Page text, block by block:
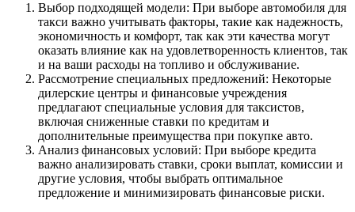
Выбор подходящей модели: При выборе автомобиля для
такси важно учитывать факторы, такие как надежность,
экономичность и комфорт, так как эти качества могут
оказать влияние как на удовлетворенность клиентов, так
и на ваши расходы на топливо и обслуживание.
Рассмотрение специальных предложений: Некоторые
дилерские центры и финансовые учреждения
предлагают специальные условия для таксистов,
включая сниженные ставки по кредитам и
дополнительные преимущества при покупке авто.
Анализ финансовых условий: При выборе кредита
важно анализировать ставки, сроки выплат, комиссии и
другие условия, чтобы выбрать оптимальное
предложение и минимизировать финансовые риски.